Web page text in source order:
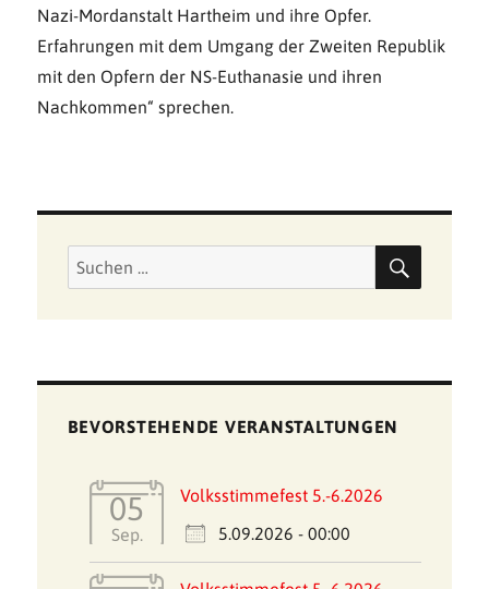
Nazi-Mordanstalt Hartheim und ihre Opfer.
Erfahrungen mit dem Umgang der Zweiten Republik
mit den Opfern der NS-Euthanasie und ihren
Nachkommen“ sprechen.
Suchen
nach:
BEVORSTEHENDE VERANSTALTUNGEN
05
Sep.
Volksstimmefest 5.-6.2026
5.09.2026 - 00:00